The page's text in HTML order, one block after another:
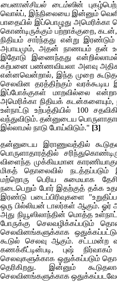
பைனான்சியல் டைம்ஸின்
வொல்ப், இந்நிலையை இன்னும்
பாதையில் இப்பொழுது அமெரிக்கா
கொண்டிருக்கும் பற்றாக்குறை,
நிதியம் சார்ந்தது என்று இரண்டும்
அபாயமும், அதன் நாணயம் தன்
இதோடு இணைந்தது
கற்பனை பண்ணவியலா அளவு
என்னவென்றால், இந்த முறை
செலவின தரத்திற்கும் வரக்கூடிய
இப்போக்குகள் மாறவில்லை
அமெரிக்கா நிதியக் கடன்களையும்,
உள்நாட்டு உற்பத்தியில் 100
வந்துவிடும். தன்னுடைய
இல்லாமல் நாடு போய்விடும்." [3]
தன்னுடைய இராணுவத்தில்
பொருளாதாரத்தில்
விளைந்த முக்கியமான
மிகத் தொலைவில்
மற்றொரு பெரிய சுமையாக
நடைபெறும் போர் இதற்குத் தக்க
இரண்டு படைப்பிரிவுகளை
ஒரு பில்லியன் டாலர்கள் ஆகும். ஓர்
அது நியூஸிலாந்தின் மொத்த
போருக்கு செலவழிக்கப்படும்
செலவினங்களுக்காக
கூடுல் செலவு ஆகும். சட்டமன்ற
கணக்கீட்டின்படி, புஷ்
செலவுகளுக்காக ஒதுக்கப்படும்
தெரிகிறது. இன்னும்
செலவினங்களுக்காக